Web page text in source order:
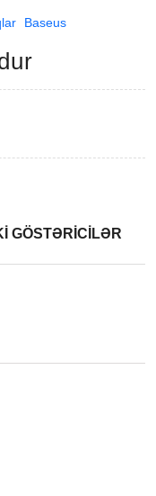
Baseus
GÖSTƏRİCİLƏR